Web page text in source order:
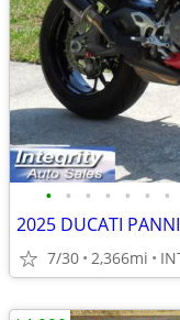
• • • • • • •
7/30 2,366mi